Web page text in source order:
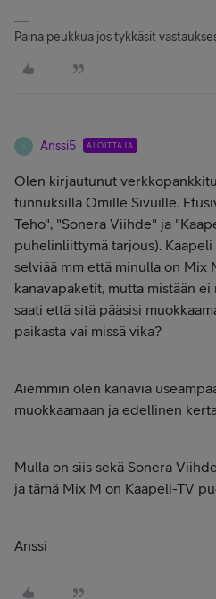
Paina peukkua jos tykkäsit
A Anssi5 ALOITTAJA
Olen kirjautunut
tunnuksilla Omille Sivuille.
Teho", "Sonera Viihde" ja
puhelinliittymä tarjous).
selviää mm että minulla on Mix
kanavapaketit, mutta mistään
saati että sitä pääsisi
paikasta vai missä vika?
Aiemmin olen kanavia
muokkaamaan ja edellinen
Mulla on siis sekä Sonera
ja tämä Mix M on Kaapeli-TV
Anssi